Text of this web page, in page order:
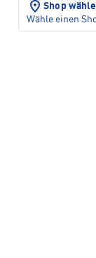
Shop
Wähle einen